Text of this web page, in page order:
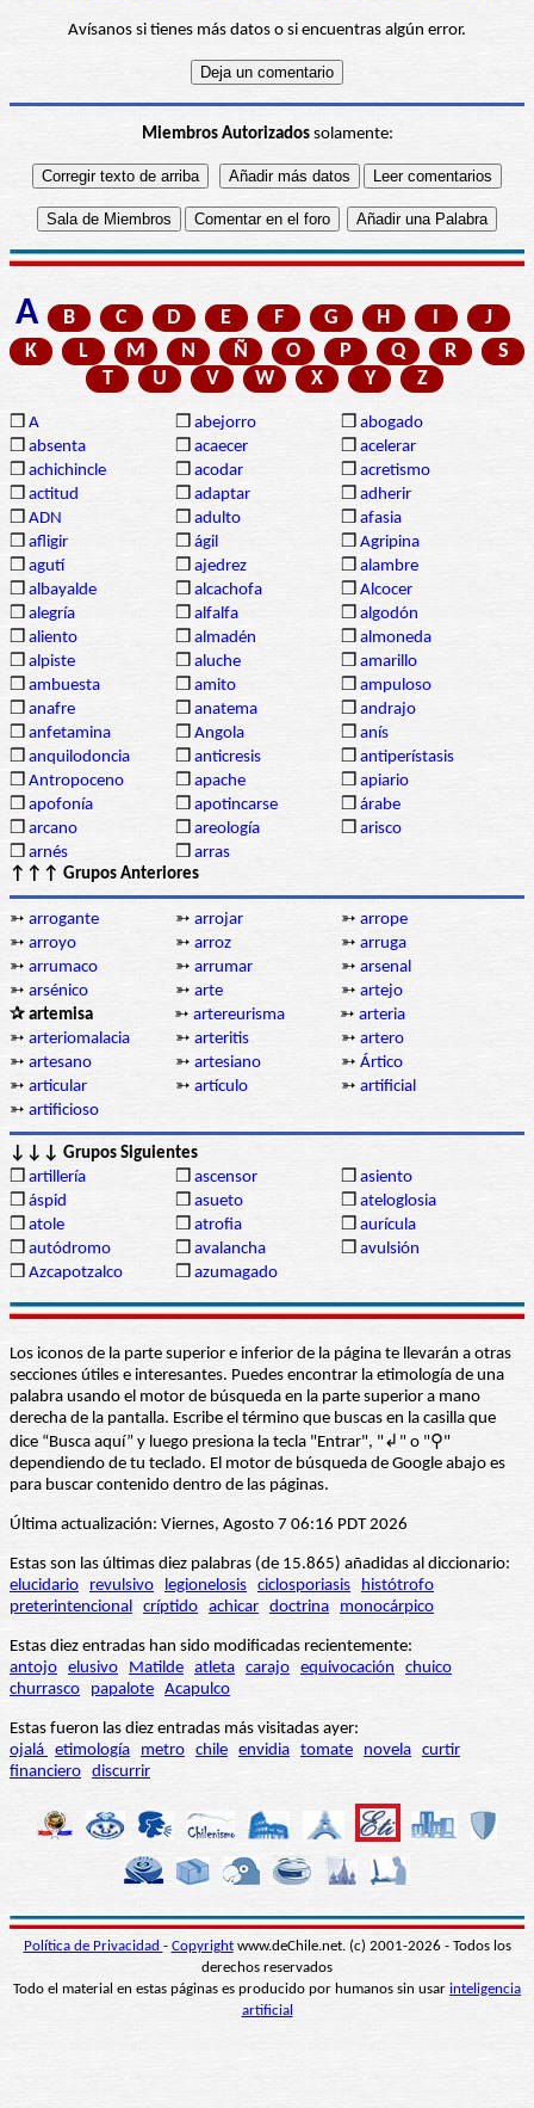
Avísanos si tienes más datos o si encuentras algún error.
Miembros Autorizadossolamente:
A B C D E F G H I
J
K
L M N Ñ O P Q R
S
T
U V W X Y Z
❒ A ❒ abejorro ❒ abogado
❒ absenta ❒ acaecer ❒ acelerar
❒ achichincle ❒ acodar ❒ acretismo
❒ actitud ❒ adaptar ❒ adherir
❒ ADN ❒ adulto ❒ afasia
❒ afligir ❒ ágil ❒ Agripina
❒ agutí ❒ ajedrez ❒ alambre
❒ albayalde ❒ alcachofa ❒ Alcocer
❒ alegría ❒ alfalfa ❒ algodón
❒ aliento ❒ almadén ❒ almoneda
❒ alpiste ❒ aluche ❒ amarillo
❒ ambuesta ❒ amito ❒ ampuloso
❒ anafre ❒ anatema ❒ andrajo
❒ anfetamina ❒ Angola ❒ anís
❒ anquilodoncia ❒ anticresis ❒ antiperístasis
❒ Antropoceno ❒ apache ❒ apiario
❒ apofonía ❒ apotincarse ❒ árabe
❒ arcano ❒ areología ❒ arisco
❒ arnés ❒ arras
↑↑↑ Grupos Anteriores
➳ arrogante ➳ arrojar ➳ arrope
➳ arroyo ➳ arroz ➳ arruga
➳ arrumaco ➳ arrumar ➳ arsenal
➳ arsénico ➳ arte ➳ artejo
✰ artemisa
➳ artereurisma ➳ arteria
➳ arteriomalacia ➳ arteritis ➳ artero
➳ artesano ➳ artesiano ➳ Ártico
➳ articular ➳ artículo ➳ artificial
➳ artificioso
↓↓↓ Grupos Siguientes
❒ artillería ❒ ascensor ❒ asiento
❒ áspid ❒ asueto ❒ ateloglosia
❒ atole ❒ atrofia ❒ aurícula
❒ autódromo ❒ avalancha ❒ avulsión
❒ Azcapotzalco ❒ azumagado
Los iconos de la parte superior e inferior de la página te llevarán a otras
secciones útiles e interesantes. Puedes encontrar la etimología de una
palabra usando el motor de búsqueda en la parte superior a mano
derecha de la pantalla. Escribe el término que buscas en la casilla que
dice “Busca aquí” y luego presiona la tecla "Entrar", "↲" o "⚲"
dependiendo de tu teclado. El motor de búsqueda de Google abajo es
para buscar contenido dentro de las páginas.
Última actualización: Viernes, Agosto 7 06:16 PDT 2026
Estas son las últimas diez palabras (de 15.865) añadidas al diccionario:
elucidario
revulsivo legionelosis ciclosporiasis
histótrofo
preterintencional críptido achicar doctrina monocárpico
Estas diez entradas han sido modificadas recientemente:
antojo elusivo Matilde atleta carajo equivocación
chuico
churrasco
papalote Acapulco
Estas fueron las diez entradas más visitadas ayer:
ojalá etimología metro chile envidia tomate novela curtir
financiero discurrir
Política de Privacidad - Copyrightwww.deChile.net. (c) 2001-2026 - Todos los
derechos reservados
Todo el material en estas páginas es producido por humanos sin usar inteligencia
artificial